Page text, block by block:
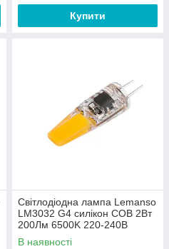
Купити
Світлодіодна лампа Lemanso
LM3032 G4 силікон COB 2Вт
200Лм 6500K 220-240В
В наявності